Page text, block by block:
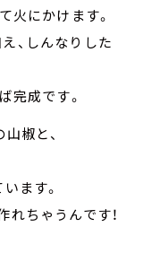
火にかけます。
、しんなりした
完成です。
椒と、
ます。
れちゃうんです！